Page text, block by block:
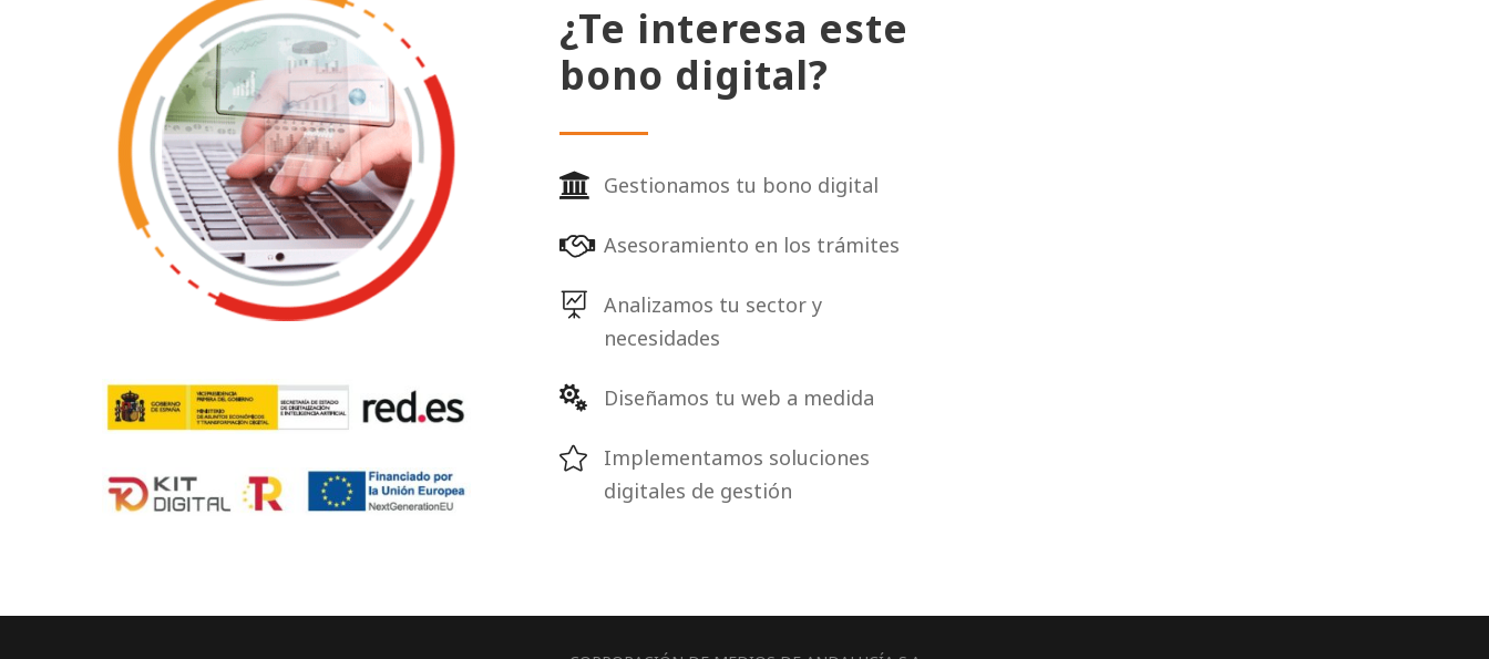
¿Te interesa este
bono digital?
Gestionamos tu bono digital
Asesoramiento en los trámites
Analizamos tu sector y
necesidades
Diseñamos tu web a medida
Implementamos soluciones
digitales de gestión